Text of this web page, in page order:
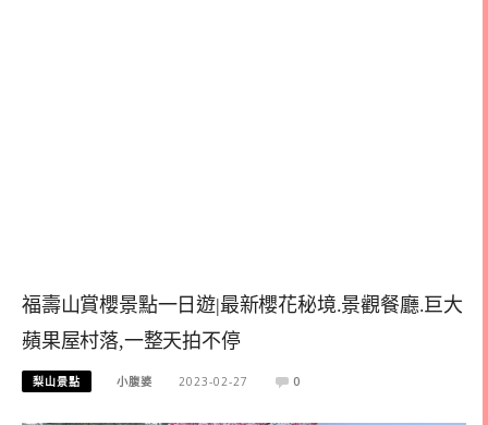
福壽山賞櫻景點一日遊|最新櫻花秘境.景觀餐廳.巨大
蘋果屋村落,一整天拍不停
梨山景點 小腹婆 2023-02-27 0